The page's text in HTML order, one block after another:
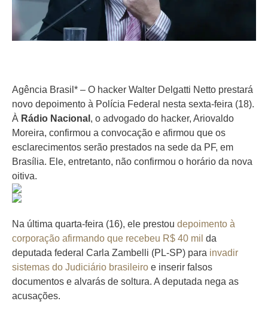
Agência Brasil* – O hacker Walter Delgatti Netto prestará
novo depoimento à Polícia Federal nesta sexta-feira (18).
À Rádio Nacional , o advogado do hacker, Ariovaldo
Moreira, confirmou a convocação e afirmou que os
esclarecimentos serão prestados na sede da PF, em
Brasília. Ele, entretanto, não confirmou o horário da nova
oitiva.
Na última quarta-feira (16), ele prestou depoimento à
corporação afirmando que recebeu R$ 40 mil da
deputada federal Carla Zambelli (PL-SP) para invadir
sistemas do Judiciário brasileiro e inserir falsos
documentos e alvarás de soltura. A deputada nega as
acusações.